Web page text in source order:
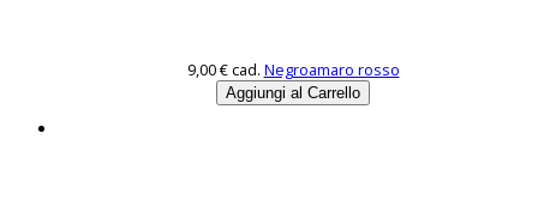
9,00 €cad. Negroamaro rosso